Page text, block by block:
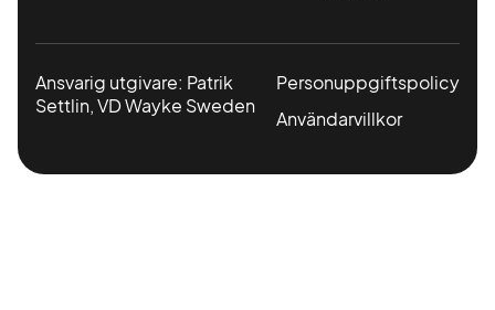
Ansvarig utgivare: Patrik
Settlin, VD Wayke Sweden
Personuppgiftspolicy
Användarvillkor